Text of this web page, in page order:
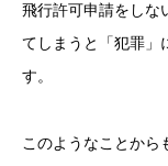
飛行許可申請をしな
てしまうと「犯罪」
す。
このようなことから